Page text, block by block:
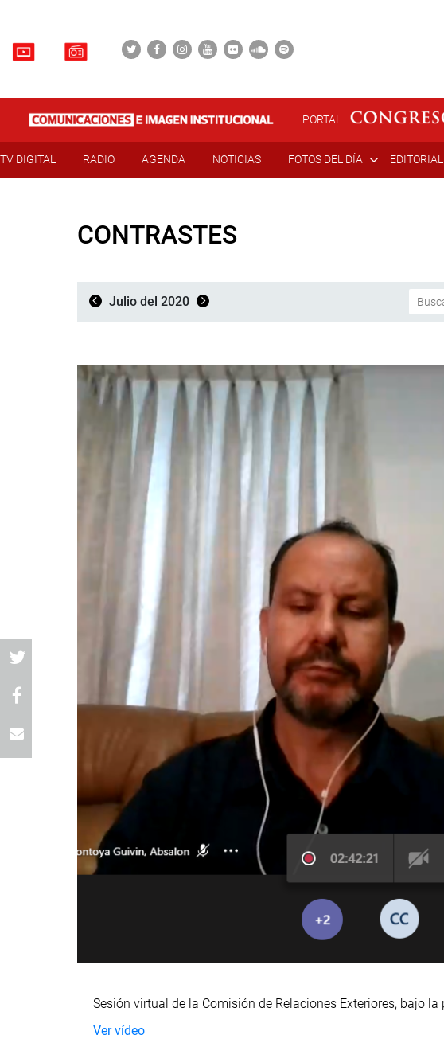
PORTAL
TV DIGITAL RADIO AGENDA NOTICIAS FOTOS DEL DÍA EDITORIAL
CONTRASTES
Julio del 2020
Sesión virtual de la Comisión de Relaciones Exteriores, bajo
Ver vídeo